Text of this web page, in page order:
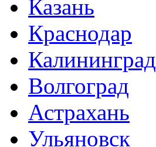
Казань
Краснодар
Калининград
Волгоград
Астрахань
Ульяновск